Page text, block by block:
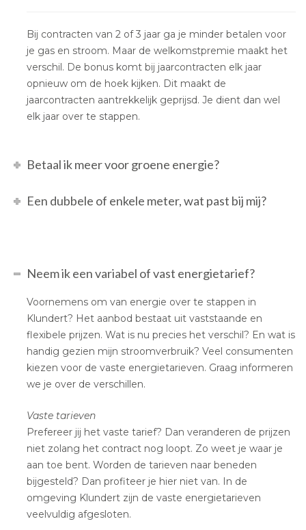
Bij contracten van 2 of 3 jaar ga je minder betalen voor
je gas en stroom. Maar de welkomstpremie maakt het
verschil. De bonus komt bij jaarcontracten elk jaar
opnieuw om de hoek kijken. Dit maakt de
jaarcontracten aantrekkelijk geprijsd. Je dient dan wel
elk jaar over te stappen.
Betaal ik meer voor groene energie?
Een dubbele of enkele meter, wat past bij mij?
Neem ik een variabel of vast energietarief?
Voornemens om van energie over te stappen in
Klundert? Het aanbod bestaat uit vaststaande en
flexibele prijzen. Wat is nu precies het verschil? En wat is
handig gezien mijn stroomverbruik? Veel consumenten
kiezen voor de vaste energietarieven. Graag informeren
we je over de verschillen.
Vaste tarieven
Prefereer jij het vaste tarief? Dan veranderen de prijzen
niet zolang het contract nog loopt. Zo weet je waar je
aan toe bent. Worden de tarieven naar beneden
bijgesteld? Dan profiteer je hier niet van. In de
omgeving Klundert zijn de vaste energietarieven
veelvuldig afgesloten.